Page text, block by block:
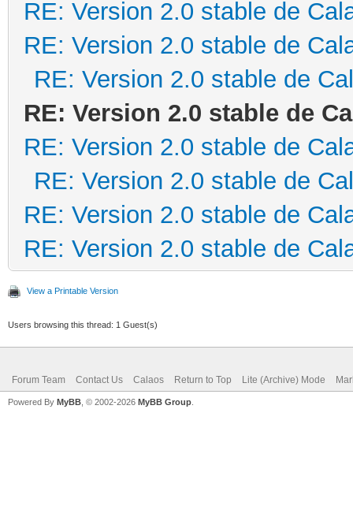
RE: Version 2.0 stable de
RE: Version 2.0 stable de
RE: Version 2.0 stable de
RE: Version 2.0 stable de
RE: Version 2.0 stable de
RE: Version 2.0 stable de
RE: Version 2.0 stable de
RE: Version 2.0 stable de
View a Printable Version
Users browsing this thread: 1 Guest(s)
Forum Team Contact Us Calaos Return to Top Lite (Archive) Mode
Powered By MyBB , © 2002-2026 MyBB Group